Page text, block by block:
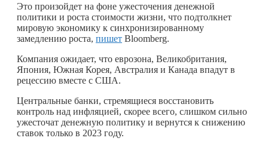
Это произойдет на фоне ужесточения денежной
политики и роста стоимости жизни, что подтолкнет
мировую экономику к синхронизированному
замедлению роста, пишет Bloomberg.
Компания ожидает, что еврозона, Великобритания,
Япония, Южная Корея, Австралия и Канада впадут в
рецессию вместе с США.
Центральные банки, стремящиеся восстановить
контроль над инфляцией, скорее всего, слишком сильно
ужесточат денежную политику и вернутся к снижению
ставок только в 2023 году.